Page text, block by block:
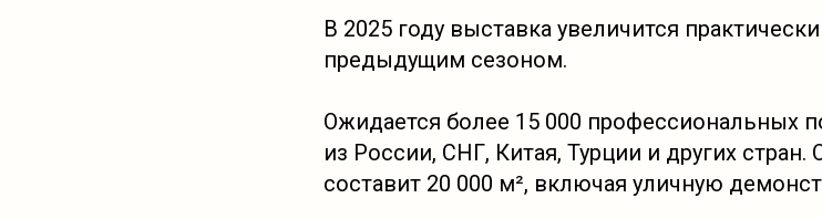
В 2025 году выставка увеличится
предыдущим сезоном.
Ожидается более 15 000 профессиональных
из России, СНГ, Китая, Турции и других
составит 20 000 м², включая уличную